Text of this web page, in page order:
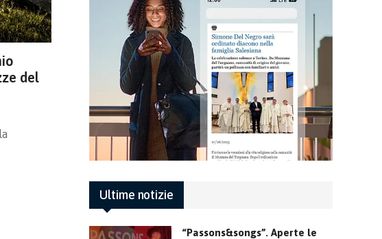
del
Ultime notizie
“Passons&songs”. Aperte le